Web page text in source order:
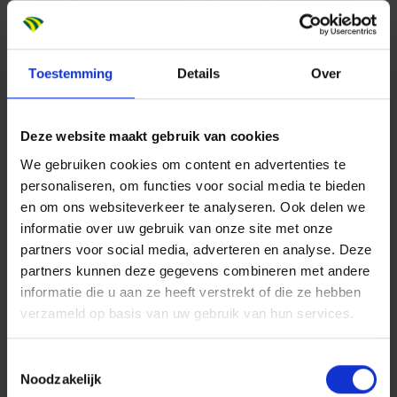
Toestemming Details Over
Deze website maakt gebruik van cookies
We gebruiken cookies om content en advertenties te
personaliseren, om functies voor social media te bieden
en om ons websiteverkeer te analyseren. Ook delen we
informatie over uw gebruik van onze site met onze
partners voor social media, adverteren en analyse. Deze
partners kunnen deze gegevens combineren met andere
informatie die u aan ze heeft verstrekt of die ze hebben
verzameld op basis van uw gebruik van hun services.
Noodzakelijk
engineer, mijn officiële functietitel.” Te chique wat
Sem betreft: “We blijven wel een bouwer. Doe maar
gewoon, dan doe je al gek genoeg.”
"Als werkvoorbereider zorg je
ervoor dat iedereen in elke
bouwfase weet wat, wanneer,
waar hoort.”
Puzzel